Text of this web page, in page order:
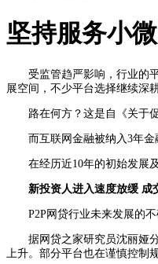
坚持服务小
受监管趋严影响，行业的
展空间，不少平台选择继续深
路在何方？这是自《关于
而互联网金融被纳入3年
在经历近10年的初始发展
新投资人进入速度放缓 成
P2P网贷行业未来发展的
据网贷之家研究员沈丽娅
上升。部分平台也在谨慎控制